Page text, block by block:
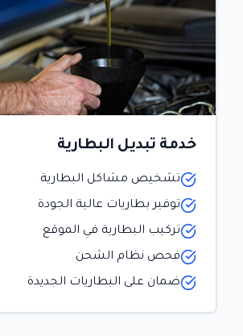
خدمة تبديل البطارية
تشخيص مشاكل البطارية
توفير بطاريات عالية الجودة
تركيب البطارية في الموقع
فحص نظام الشحن
ضمان على البطاريات الجديدة